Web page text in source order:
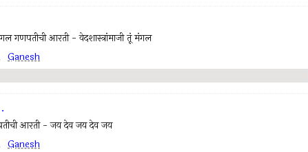
आरती - वेदशास्त्रांमाजी तूं मंगल
Ganesh
आरती - जय देव जय देव जय
Ganesh